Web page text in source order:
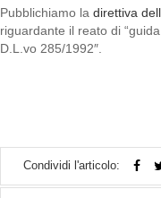
Pubblichiamo la direttiva
riguardante il reato di
D.L.vo 285/1992″.
Condividi l'articolo: